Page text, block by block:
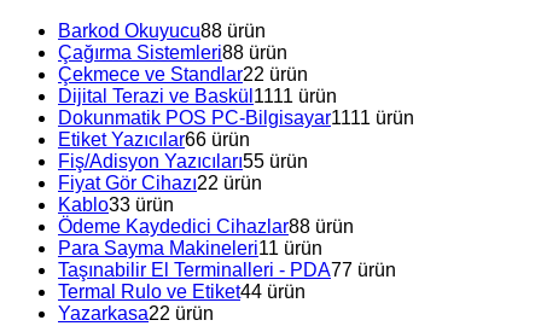
Barkod Okuyucu88 ürün
Çağırma Sistemleri88 ürün
Çekmece ve Standlar22 ürün
Dijital Terazi ve Baskül 1111 ürün
Dokunmatik POS PC-Bilgisayar1111 ürün
Etiket Yazıcılar66 ürün
Fiş/Adisyon Yazıcıları55 ürün
Fiyat Gör Cihazı22 ürün
Kablo33 ürün
Ödeme Kaydedici Cihazlar88 ürün
Para Sayma Makineleri11 ürün
Taşınabilir El Terminalleri - PDA77 ürün
Termal Rulo ve Etiket44 ürün
Yazarkasa22 ürün